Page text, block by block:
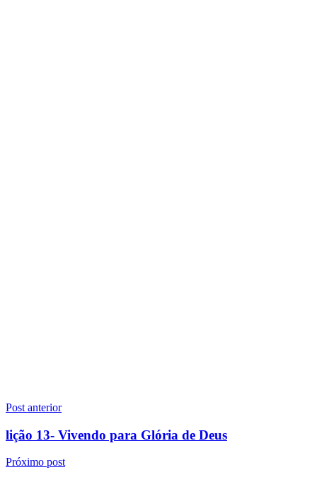
Navegação
de
Post
Post anterior
lição 13- Vivendo para Glória de Deus
Próximo post